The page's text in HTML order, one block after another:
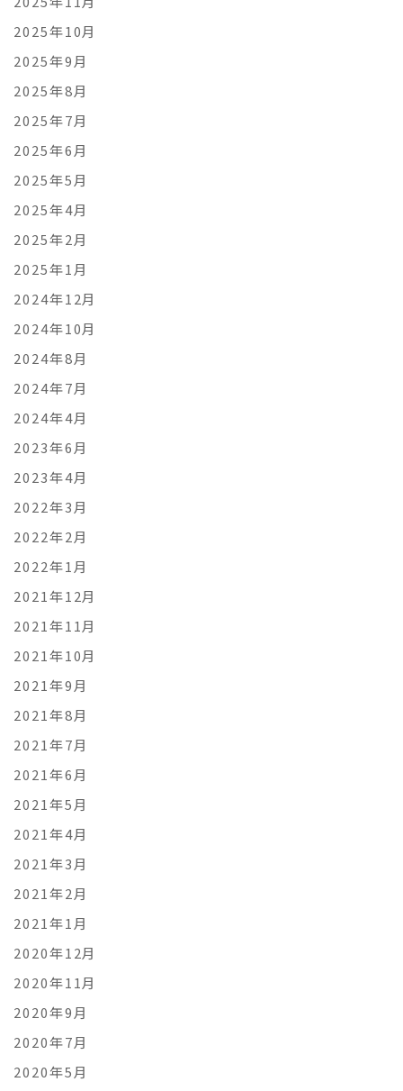
2025年10月
2025年9月
2025年8月
2025年7月
2025年6月
2025年5月
2025年4月
2025年2月
2025年1月
2024年12月
2024年10月
2024年8月
2024年7月
2024年4月
2023年6月
2023年4月
2022年3月
2022年2月
2022年1月
2021年12月
2021年11月
2021年10月
2021年9月
2021年8月
2021年7月
2021年6月
2021年5月
2021年4月
2021年3月
2021年2月
2021年1月
2020年12月
2020年11月
2020年9月
2020年7月
2020年5月